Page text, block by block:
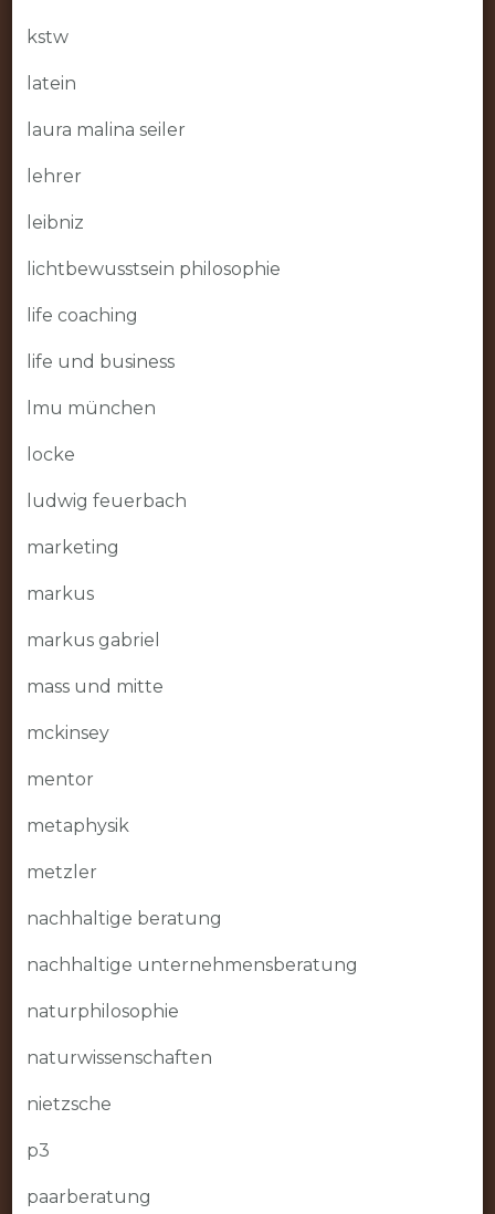
kstw
latein
laura malina seiler
lehrer
leibniz
lichtbewusstsein philosophie
life coaching
life und business
lmu münchen
locke
ludwig feuerbach
marketing
markus
markus gabriel
mass und mitte
mckinsey
mentor
metaphysik
metzler
nachhaltige beratung
nachhaltige unternehmensberatung
naturphilosophie
naturwissenschaften
nietzsche
p3
paarberatung